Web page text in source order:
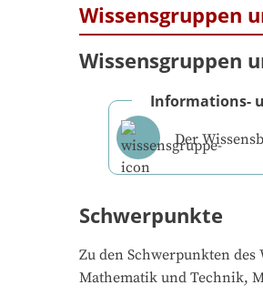
Wissensgruppen
Wissensgruppen
Informations-
Der
Schwerpunkte
Zu den Schwerpunkten
Mathematik und Technik,